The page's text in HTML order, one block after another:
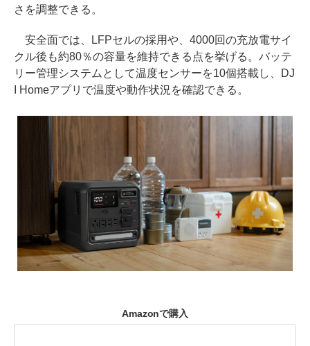
さを調整できる。
安全面では、LFPセルの採用や、4000回の充放電サイ
クル後も約80％の容量を維持できる点を挙げる。バッテ
リー管理システムとして温度センサーを10個搭載し、DJ
I Homeアプリで温度や動作状況を確認できる。
Amazonで購入